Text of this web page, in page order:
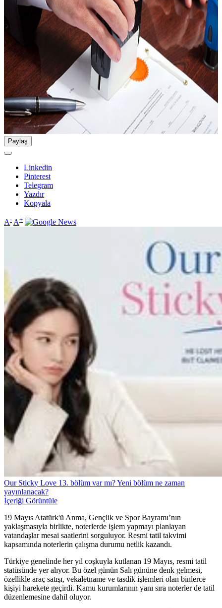
Paylaş
Linkedin
Pinterest
Telegram
Yazdır
Kopyala
A- A+
Our Sticky Love 13. bölüm var mı? Yeni bölüm ne zaman
yayınlanacak?
İçeriği Görüntüle
19 Mayıs Atatürk'ü Anma, Gençlik ve Spor Bayramı’nın
yaklaşmasıyla birlikte, noterlerde işlem yapmayı planlayan
vatandaşlar mesai saatlerini sorguluyor. Resmi tatil takvimi
kapsamında noterlerin çalışma durumu netlik kazandı.
Türkiye genelinde her yıl coşkuyla kutlanan 19 Mayıs, resmi tatil
statüsünde yer alıyor. Bu özel günün Salı gününe denk gelmesi,
özellikle araç satışı, vekaletname ve tasdik işlemleri olan binlerce
kişiyi harekete geçirdi. Kamu kurumlarının yanı sıra noterler de tatil
düzenlemesine dahil oluyor.